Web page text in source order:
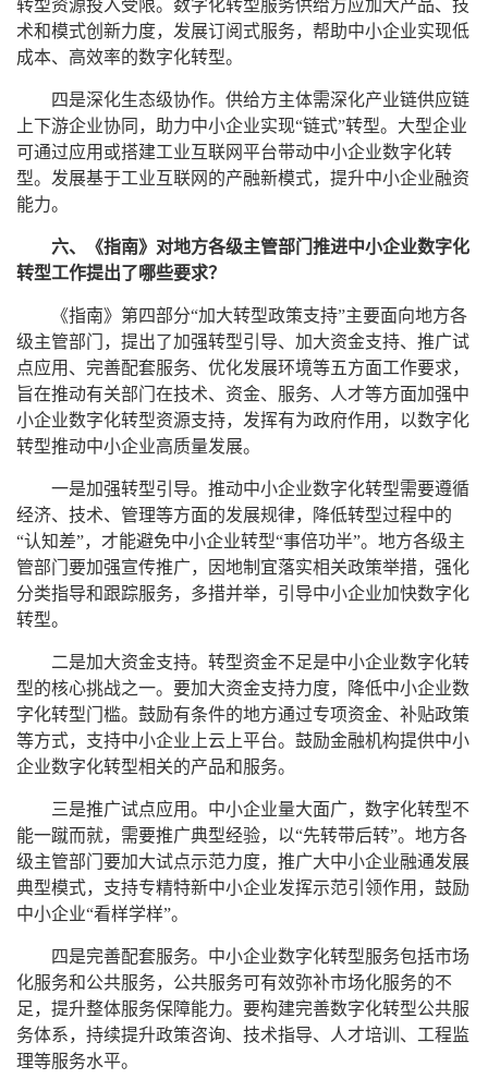
转型资源投入受限。数字化转型服务供给方应加大产品、技
术和模式创新力度，发展订阅式服务，帮助中小企业实现低
成本、高效率的数字化转型。
四是深化生态级协作。供给方主体需深化产业链供应链
上下游企业协同，助力中小企业实现“链式”转型。大型企业
可通过应用或搭建工业互联网平台带动中小企业数字化转
型。发展基于工业互联网的产融新模式，提升中小企业融资
能力。
六、《指南》对地方各级主管部门推进中小企业数字化
转型工作提出了哪些要求？
《指南》第四部分“加大转型政策支持”主要面向地方各
级主管部门，提出了加强转型引导、加大资金支持、推广试
点应用、完善配套服务、优化发展环境等五方面工作要求，
旨在推动有关部门在技术、资金、服务、人才等方面加强中
小企业数字化转型资源支持，发挥有为政府作用，以数字化
转型推动中小企业高质量发展。
一是加强转型引导。推动中小企业数字化转型需要遵循
经济、技术、管理等方面的发展规律，降低转型过程中的
“认知差”，才能避免中小企业转型“事倍功半”。地方各级主
管部门要加强宣传推广，因地制宜落实相关政策举措，强化
分类指导和跟踪服务，多措并举，引导中小企业加快数字化
转型。
二是加大资金支持。转型资金不足是中小企业数字化转
型的核心挑战之一。要加大资金支持力度，降低中小企业数
字化转型门槛。鼓励有条件的地方通过专项资金、补贴政策
等方式，支持中小企业上云上平台。鼓励金融机构提供中小
企业数字化转型相关的产品和服务。
三是推广试点应用。中小企业量大面广，数字化转型不
能一蹴而就，需要推广典型经验，以“先转带后转”。地方各
级主管部门要加大试点示范力度，推广大中小企业融通发展
典型模式，支持专精特新中小企业发挥示范引领作用，鼓励
中小企业“看样学样”。
四是完善配套服务。中小企业数字化转型服务包括市场
化服务和公共服务，公共服务可有效弥补市场化服务的不
足，提升整体服务保障能力。要构建完善数字化转型公共服
务体系，持续提升政策咨询、技术指导、人才培训、工程监
理等服务水平。